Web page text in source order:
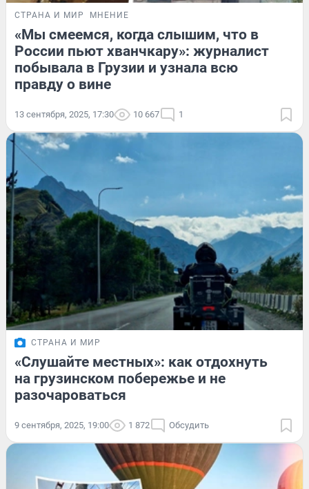
СТРАНА И МИР МНЕНИЕ
«Мы смеемся, когда слышим, что в
России пьют хванчкару»: журналист
побывала в Грузии и узнала всю
правду о вине
13 сентября, 2025, 17:30 10 667 1
СТРАНА И МИР
«Слушайте местных»: как отдохнуть
на грузинском побережье и не
разочароваться
9 сентября, 2025, 19:00 1 872 Обсудить